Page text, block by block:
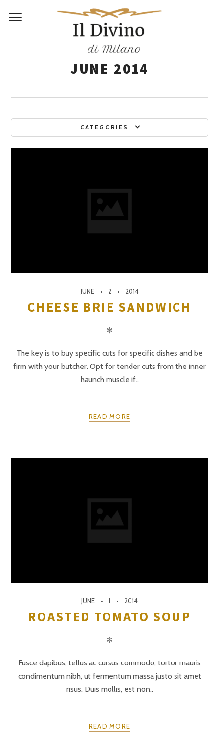
Monthly Archives:
JUNE 2014
CATEGORIES
JUNE 2 2014
CHEESE BRIE SANDWICH
✻
The key is to buy specific cuts for specific dishes and be
firm with your butcher. Opt for tender cuts from the inner
haunch muscle if..
READ MORE
JUNE 1 2014
ROASTED TOMATO SOUP
✻
Fusce dapibus, tellus ac cursus commodo, tortor mauris
condimentum nibh, ut fermentum massa justo sit amet
risus. Duis mollis, est non..
READ MORE